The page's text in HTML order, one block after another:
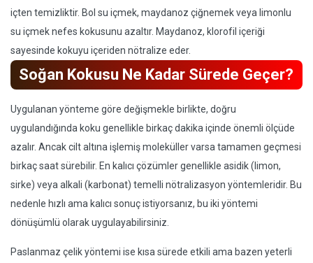
içten temizliktir. Bol su içmek, maydanoz çiğnemek veya limonlu
su içmek nefes kokusunu azaltır. Maydanoz, klorofil içeriği
sayesinde kokuyu içeriden nötralize eder.
Soğan Kokusu Ne Kadar Sürede Geçer?
Uygulanan yönteme göre değişmekle birlikte, doğru
uygulandığında koku genellikle birkaç dakika içinde önemli ölçüde
azalır. Ancak cilt altına işlemiş moleküller varsa tamamen geçmesi
birkaç saat sürebilir. En kalıcı çözümler genellikle asidik (limon,
sirke) veya alkali (karbonat) temelli nötralizasyon yöntemleridir. Bu
nedenle hızlı ama kalıcı sonuç istiyorsanız, bu iki yöntemi
dönüşümlü olarak uygulayabilirsiniz.
Paslanmaz çelik yöntemi ise kısa sürede etkili ama bazen yeterli